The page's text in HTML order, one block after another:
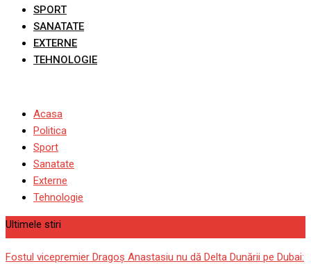
SPORT
SANATATE
EXTERNE
TEHNOLOGIE
Acasa
Politica
Sport
Sanatate
Externe
Tehnologie
Ultimele stiri
Fostul vicepremier Dragoș Anastasiu nu dă Delta Dunării pe Dubai: